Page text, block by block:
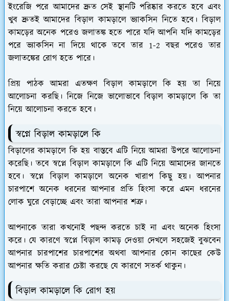
ইংরেজি পরে আমাদের দ্রুত সেই স্থানটি পরিষ্কার করতে হবে এবং
খুব দ্রুতই আমাদের বিড়াল কামড়ালে ভ্যাকসিন নিতে হবে। বিড়াল
কামড়ের অনেক পরেও জলাতঙ্ক হতে পারে যদি আপনি যদি কামড়ের
পরে ভ্যাকসিন না দিয়ে থাকে তবে তার 1-2 বছর পরেও তার
জলাতঙ্কের রোগ হতে পারে।
প্রিয় পাঠক আমরা এতক্ষণ বিড়াল কামড়ালে কি হয় তা নিয়ে
আলোচনা করছি। নিজে নিজে ভালোভাবে বিড়াল কামড়ালে কি তা
নিয়ে আলোচনা করতে হবে।
স্বপ্নে বিড়াল কামড়ালে কি
বিড়ালের কামড়ালে কি হয় বাস্তবে এটি নিয়ে আমরা উপরে আলোচনা
করেছি। তবে স্বপ্নে বিড়াল কামড়ালে কি এটি নিয়ে আমাদের জানতে
হবে। স্বপ্নে বিড়াল কামড়ালে অনেক খারাপ কিছু হয়। আপনার
চারপাশে অনেক ধরনের আপনার প্রতি হিংসা করে এমন ধরনের
লোক ঘুরে বেড়াচ্ছে এবং তারা আপনার শত্রু।
আপনাকে তারা কখনোই পছন্দ করতে চাই না এবং অনেক হিংসা
করে। যে কারণে স্বপ্নে বিড়াল কামড় দেওয়া দেখলে সহজেই বুঝবেন
আপনার চারপাশের চারপাশের অথবা আপনার কোন কাছের কেউ
আপনার ক্ষতি করার চেষ্টা করছে যে কারণে সতর্ক থাকুন।
বিড়াল কামড়ালে কি রোগ হয়